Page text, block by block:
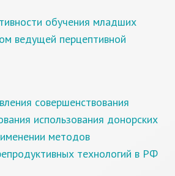
обучения младших
ведущей перцептивной
совершенствования
использования донорских
методов
технологий в РФ